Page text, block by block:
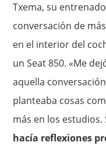
Txema, su
conversación de
en el interior del
un Seat 850. «Me
aquella
planteaba cosas
más en los
hacía reflexiones